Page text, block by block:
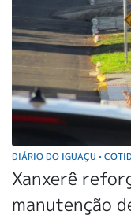
DIÁRIO DO IGUAÇU •
Xanxerê
manutenção